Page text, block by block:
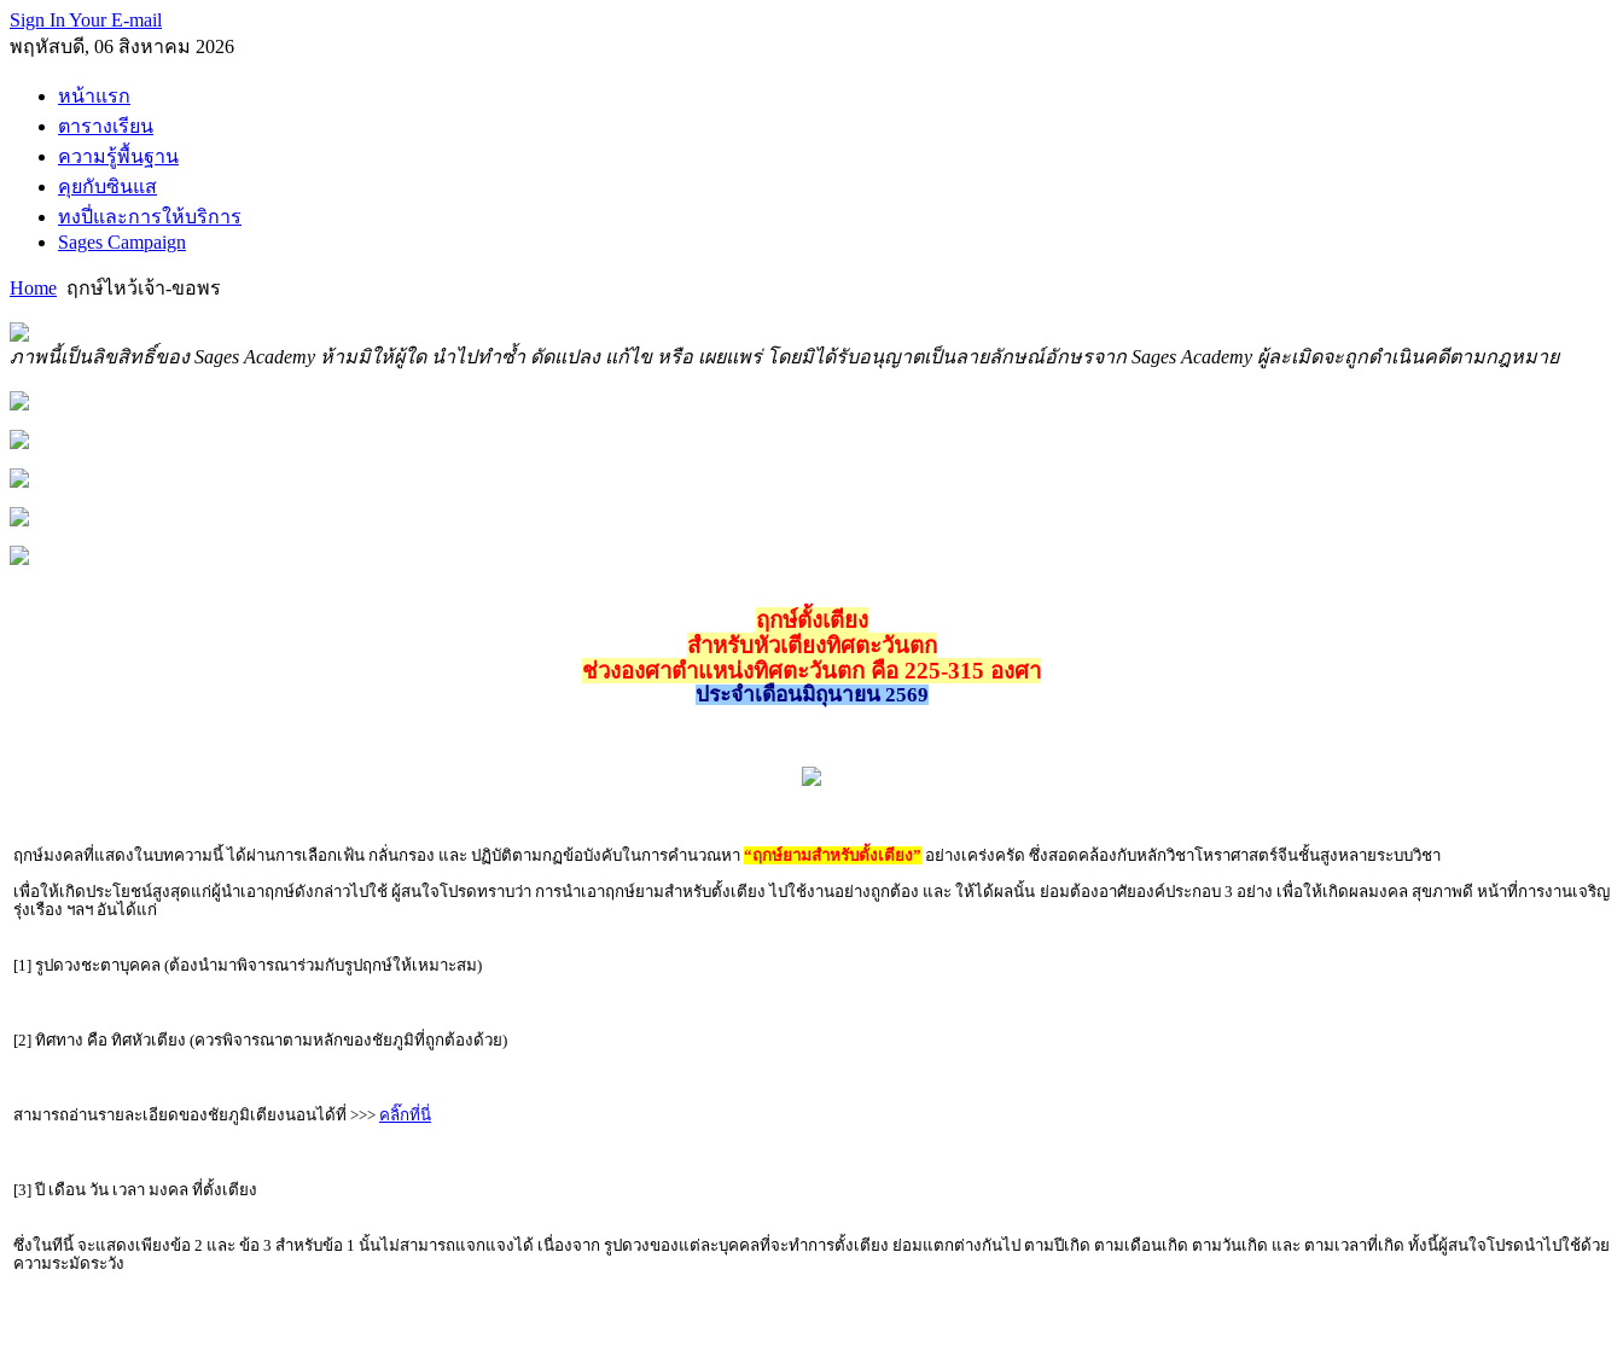
Sign In Your E-mail
พฤหัสบดี, 06 สิงหาคม 2026
หน้าแรก
ตารางเรียน
ความรู้พื้นฐาน
คุยกับซินแส
ทงปี่และการให้บริการ
Sages Campaign
Home ฤกษ์ไหว้เจ้า-ขอพร
ภาพนี้เป็นลิขสิทธิ์ของ Sages Academy ห้ามมิให้ผู้ใด นำไปทำซ้ำ ดัดแปลง แก้ไข หรือ เผยแพร่ โดยมิได้รับอนุญาตเป็นลายลักษณ์อักษรจาก Sages Academy ผู้ละเมิดจะถูกดำเนินคดีตามกฎหมาย
ฤกษ์ตั้งเตียง
สำหรับหัวเตียงทิศตะวันตก
ช่วงองศาตำแหน่งทิศตะวันตก คือ 225-315 องศา
ประจำเดือนมิถุนายน 2569
ฤกษ์มงคลที่แสดงในบทความนี้ ได้ผ่านการเลือกเฟ้น กลั่นกรอง และ ปฏิบัติตามกฏข้อบังคับในการคำนวณหา “ฤกษ์ยามสำหรับตั้งเตียง” อย่างเคร่งครัด ซึ่งสอดคล้องกับหลักวิชาโหราศาสตร์จีนชั้นสูงหลายระบบวิชา
เพื่อให้เกิดประโยชน์สูงสุดแก่ผู้นำเอาฤกษ์ดังกล่าวไปใช้ ผู้สนใจโปรดทราบว่า การนำเอาฤกษ์ยามสำหรับตั้งเตียง ไปใช้งานอย่างถูกต้อง และ ให้ได้ผลนั้น ย่อมต้องอาศัยองค์ประกอบ 3 อย่าง เพื่อให้เกิดผลมงคล สุขภาพดี หน้าที่การงานเจริญ
รุ่งเรือง ฯลฯ อันได้แก่
[1] รูปดวงชะตาบุคคล (ต้องนำมาพิจารณาร่วมกับรูปฤกษ์ให้เหมาะสม)
[2] ทิศทาง คือ ทิศหัวเตียง (ควรพิจารณาตามหลักของชัยภูมิที่ถูกต้องด้วย)
สามารถอ่านรายละเอียดของชัยภูมิเตียงนอนได้ที่ >>> คลิ๊กที่นี่
[3] ปี เดือน วัน เวลา มงคล ที่ตั้งเตียง
ซึ่งในทีนี้ จะแสดงเพียงข้อ 2 และ ข้อ 3 สำหรับข้อ 1 นั้นไม่สามารถแจกแจงได้ เนื่องจาก รูปดวงของแต่ละบุคคลที่จะทำการตั้งเตียง ย่อมแตกต่างกันไป ตามปีเกิด ตามเดือนเกิด ตามวันเกิด และ ตามเวลาที่เกิด ทั้งนี้ผู้สนใจโปรดนำไปใช้ด้วย
ความระมัดระวัง